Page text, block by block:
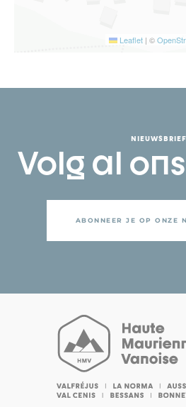
Leaflet | ©
NIEUWSBRIEF
Volg al
ABONNEER JE OP ONZE